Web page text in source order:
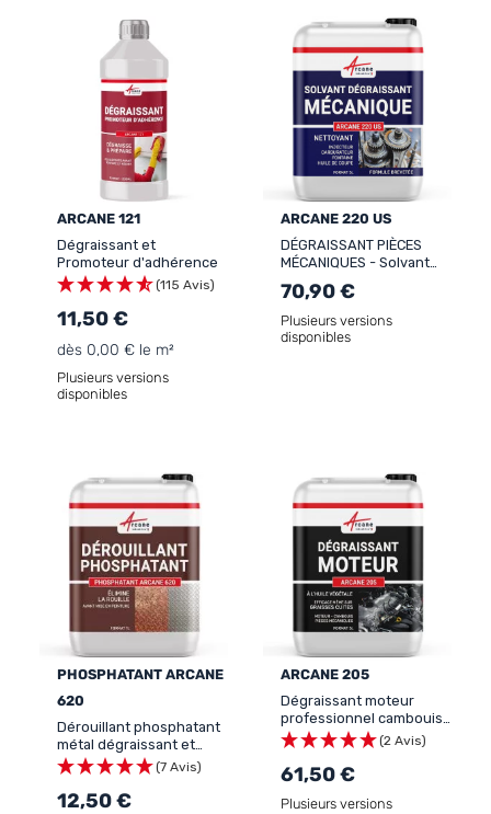
ARCANE 121
Dégraissant et
Promoteur d'adhérence
(115 Avis)
11,50 €
dès 0,00 € le m²
Plusieurs versions
disponibles
ARCANE 220 US
DÉGRAISSANT PIÈCES
MÉCANIQUES - Solvant
dégraissage Mécanique
Nettoyant injecteur
carburateur Fontaine
graisse huile de coupe
70,90 €
Plusieurs versions
disponibles
PHOSPHATANT ARCANE
620
Dérouillant phosphatant
métal dégraissant et
dérochant - Antirouille à
l’acide phosphorique
(7 Avis)
12,50 €
ARCANE 205
Dégraissant moteur
professionnel cambouis
pièce mécanique-
DEGRAISSANT MOTEUR
(2 Avis)
61,50 €
Plusieurs versions